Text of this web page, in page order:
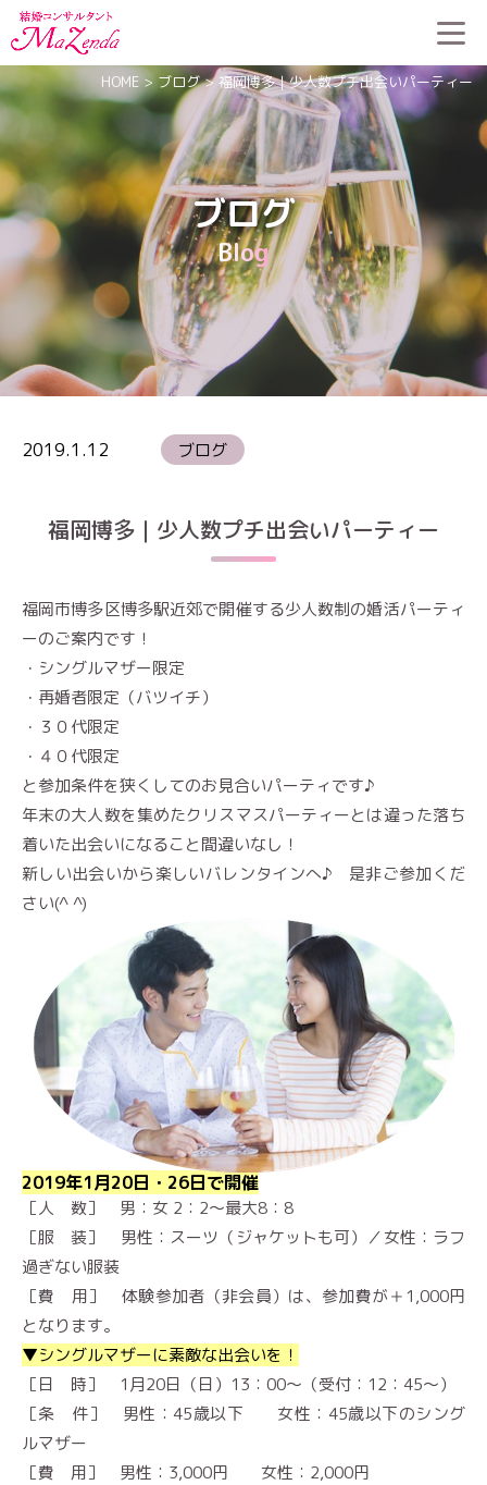
ブログ
Blog
HOME > ブログ>福岡博多｜少人数プチ出会いパーティー
2019.1.12 ブログ
福岡博多｜少人数プチ出会いパーティー
福岡市博多区博多駅近郊で開催する少人数制の婚活パーティ
ーのご案内です！
・シングルマザー限定
・再婚者限定（バツイチ）
・３０代限定
・４０代限定
と参加条件を狭くしてのお見合いパーティです♪
年末の大人数を集めたクリスマスパーティーとは違った落ち
着いた出会いになること間違いなし！
新しい出会いから楽しいバレンタインへ♪ 是非ご参加くだ
さい(^ ^)
2019年1月20日・26日で開催
［人 数］ 男：女 2：2～最大8：8
［服 装］ 男性：スーツ（ジャケットも可）／女性：ラフ
過ぎない服装
［費 用］ 体験参加者（非会員）は、参加費が＋1,000円
となります。
▼シングルマザーに素敵な出会いを！
［日 時］ 1月20日（日）13：00〜（受付：12：45～）
［条 件］ 男性：45歳以下 女性：45歳以下のシング
ルマザー
［費 用］ 男性：3,000円 女性：2,000円